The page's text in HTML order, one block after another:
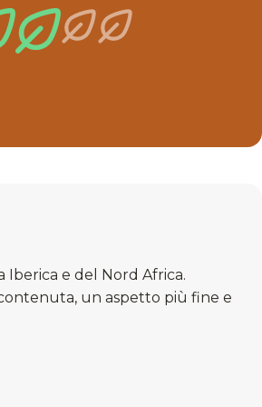
Iberica e del Nord Africa.
un aspetto più fine e